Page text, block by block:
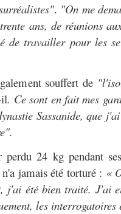
. "On me
ans, de réunions
de travailler pour les
souffert de
il. Ce sont en fait mes
Sassanide, que
24 kg pendant
jamais été torturé : «
j'ai été bien traité. J'ai
les